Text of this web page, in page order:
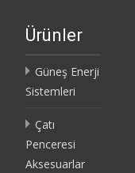
Ürünler
Güneş Enerji
Sistemleri
Çatı
Penceresi
Aksesuarlar